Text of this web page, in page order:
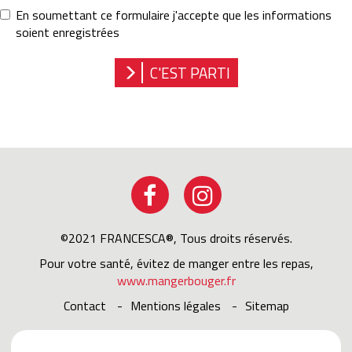
projet
En soumettant ce formulaire j'accepte que les informations
soient enregistrées
C'EST PARTI
©2021 FRANCESCA®, Tous droits réservés.
Pour votre santé, évitez de manger entre les repas,
www.mangerbouger.fr
Contact
Mentions légales sitemap